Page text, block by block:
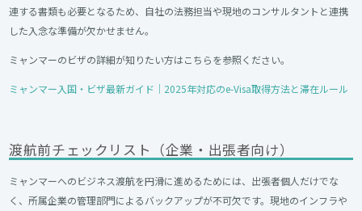
連する書類も必要となるため、自社の法務担当や現地のコンサルタントと連携
した入念な準備が欠かせません。
ミャンマーのビザの詳細が知りたい方はこちらを参照ください。
ミャンマー入国・ビザ最新ガイド｜2025年対応のe-Visa取得方法と滞在ルール
渡航前チェックリスト（企業・出張者向け）
ミャンマーへのビジネス渡航を円滑に進めるためには、出張者個人だけでな
く、所属企業の管理部門によるバックアップが不可欠です。現地のインフラや